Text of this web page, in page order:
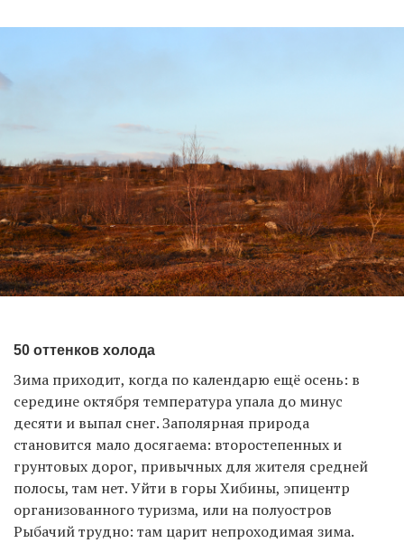
50 оттенков холода
Зима приходит, когда по календарю ещё осень: в
середине октября температура упала до минус
десяти и выпал снег. Заполярная природа
становится мало досягаема: второстепенных и
грунтовых дорог, привычных для жителя средней
полосы, там нет. Уйти в горы Хибины, эпицентр
организованного туризма, или на полуостров
Рыбачий трудно: там царит непроходимая зима.